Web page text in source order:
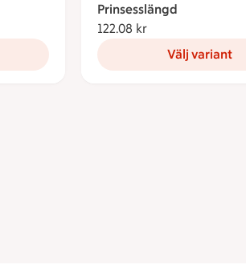
Prinsesslängd
122.08 kr
Välj variant